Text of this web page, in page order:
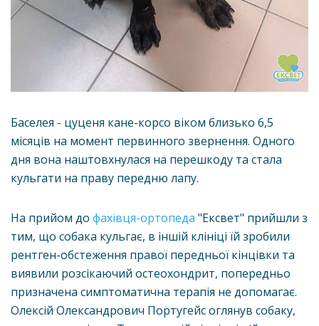
Баселея - цуценя кане-корсо віком близько 6,5
місяців на момент первинного звернення. Одного
дня вона наштовхнулася на перешкоду та стала
кульгати на праву передню лапу.
На прийом до фахівця-ортопеда "Ексвет" прийшли з
тим, що собака кульгає, в іншій клініці їй зробили
рентген-обстеження правої передньої кінцівки та
виявили розсікаючий остеохондрит, попередньо
призначена симптоматична терапія не допомагає.
Олексій Олександрович Португейс оглянув собаку,